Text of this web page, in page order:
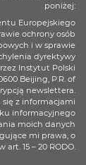
poniżej:
Europejskiego
ochrony osób
i w sprawie
dyrektywy
Instytut Polski
Beijing, P.R. of
newslettera.
się z informacjami
informacyjnego
moich danych
mi prawa, o
15 – 20 RODO.